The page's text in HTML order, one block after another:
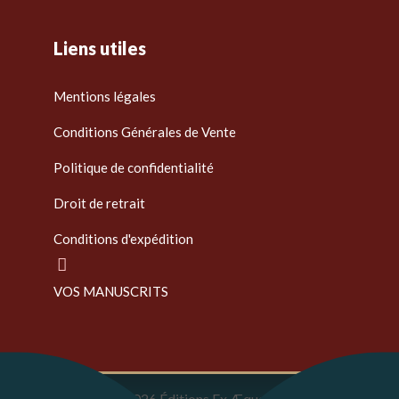
Liens utiles
Mentions légales
Conditions Générales de Vente
Politique de confidentialité
Droit de retrait
Conditions d'expédition
VOS MANUSCRITS